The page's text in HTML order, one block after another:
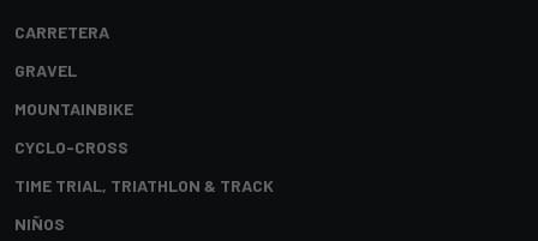
CARRETERA
GRAVEL
MOUNTAINBIKE
CYCLO-CROSS
TIME TRIAL, TRIATHLON & TRACK
NIÑOS